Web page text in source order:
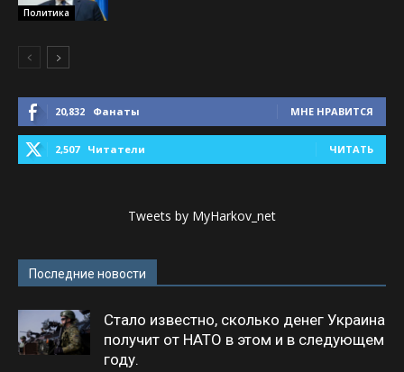
Политика
20,832 Фанаты МНЕ НРАВИТСЯ
2,507 Читатели ЧИТАТЬ
Tweets by MyHarkov_net
Последние новости
Стало известно, сколько денег Украина
получит от НАТО в этом и в следующем
году.